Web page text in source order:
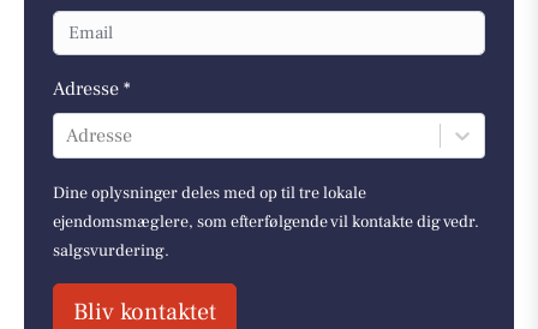
Adresse *
Adresse
Dine oplysninger deles med op til tre lokale
ejendomsmæglere, som efterfølgende vil kontakte dig vedr.
salgsvurdering.
Bliv kontaktet